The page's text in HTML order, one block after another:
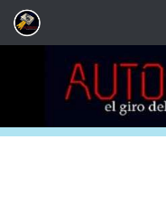
Saltar al contenido